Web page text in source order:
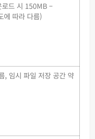
드 시 150MB –
에 따라 다름)
, 임시 파일 저장 공간 약